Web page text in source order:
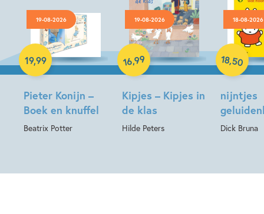
19-08-2026
Pieter Konijn –
Boek en knuffel
Beatrix Potter
19,99
Hardcover
19-08-2026
Kipjes – Kipjes in
de klas
Hilde Peters
16,99
Hardcover
18-08-2026
nijntjes
Dick Bruna
18,50
Hardcover